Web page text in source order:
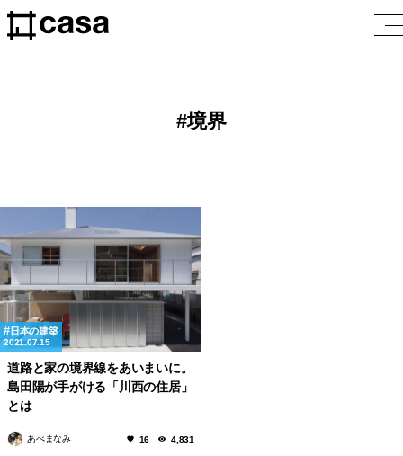
境界
日本の建築
2021.07.15
道路と家の境界線をあいまいに。
島田陽が手がける「川西の住居」
とは
あべまなみ 16 4,831